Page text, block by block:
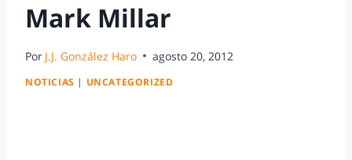
Mark Millar
Por J.J. González Haro agosto 20, 2012
NOTICIAS | UNCATEGORIZED